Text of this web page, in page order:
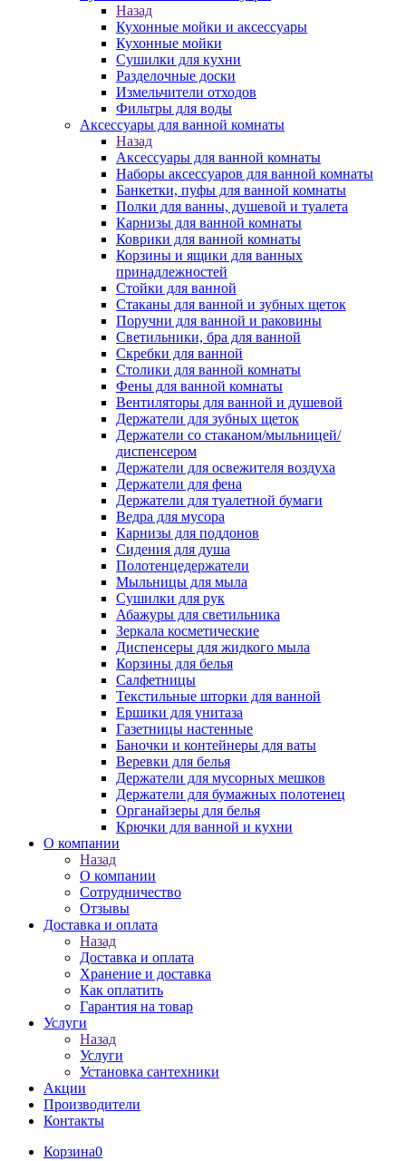
Назад
Кухонные мойки и аксессуары
Кухонные мойки
Сушилки для кухни
Разделочные доски
Измельчители отходов
Фильтры для воды
Аксессуары для ванной комнаты
Назад
Аксессуары для ванной комнаты
Наборы аксессуаров для ванной комнаты
Банкетки, пуфы для ванной комнаты
Полки для ванны, душевой и туалета
Карнизы для ванной комнаты
Коврики для ванной комнаты
Корзины и ящики для ванных
принадлежностей
Стойки для ванной
Стаканы для ванной и зубных щеток
Поручни для ванной и раковины
Светильники, бра для ванной
Скребки для ванной
Столики для ванной комнаты
Фены для ванной комнаты
Вентиляторы для ванной и душевой
Держатели для зубных щеток
Держатели со стаканом/мыльницей/
диспенсером
Держатели для освежителя воздуха
Держатели для фена
Держатели для туалетной бумаги
Ведра для мусора
Карнизы для поддонов
Сидения для душа
Полотенцедержатели
Мыльницы для мыла
Сушилки для рук
Абажуры для светильника
Зеркала косметические
Диспенсеры для жидкого мыла
Корзины для белья
Салфетницы
Текстильные шторки для ванной
Ершики для унитаза
Газетницы настенные
Баночки и контейнеры для ваты
Веревки для белья
Держатели для мусорных мешков
Держатели для бумажных полотенец
Органайзеры для белья
Крючки для ванной и кухни
О компании
Назад
О компании
Сотрудничество
Отзывы
Доставка и оплата
Назад
Доставка и оплата
Хранение и доставка
Как оплатить
Гарантия на товар
Услуги
Назад
Услуги
Установка сантехники
Акции
Производители
Контакты
Корзина0